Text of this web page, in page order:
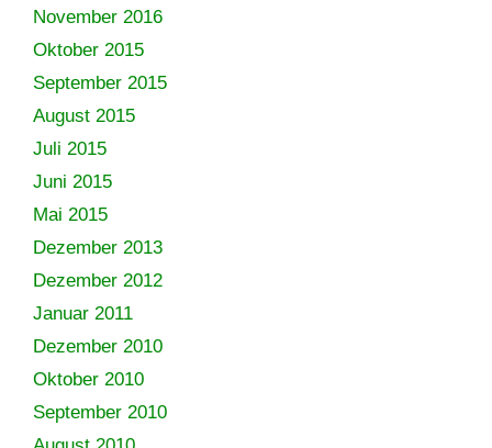
November 2016
Oktober 2015
September 2015
August 2015
Juli 2015
Juni 2015
Mai 2015
Dezember 2013
Dezember 2012
Januar 2011
Dezember 2010
Oktober 2010
September 2010